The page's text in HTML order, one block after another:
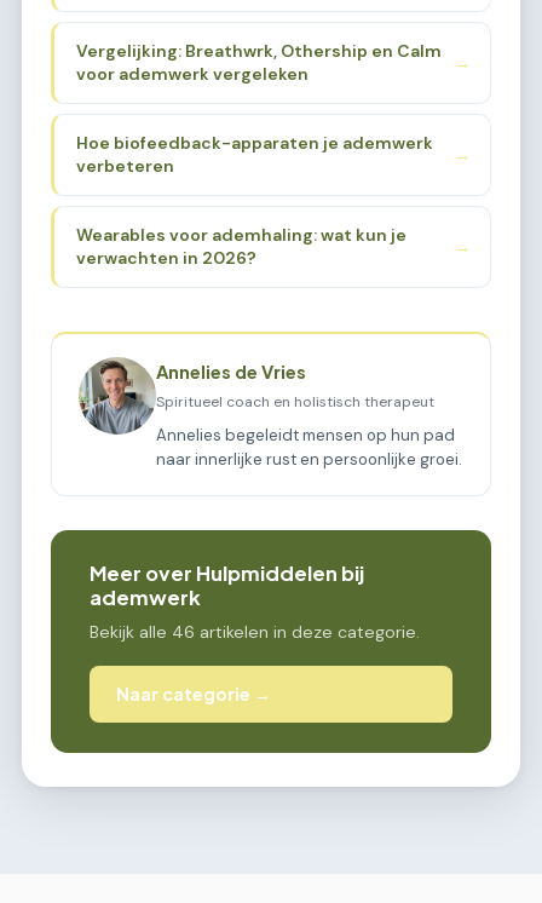
Vergelijking: Breathwrk, Othership en Calm
voor ademwerk vergeleken
→
Hoe biofeedback-apparaten je ademwerk
verbeteren
→
Wearables voor ademhaling: wat kun je
verwachten in 2026?
→
Annelies de Vries
Spiritueel coach en holistisch therapeut
Annelies begeleidt mensen op hun pad
naar innerlijke rust en persoonlijke groei.
Meer over Hulpmiddelen bij
ademwerk
Bekijk alle 46 artikelen in deze categorie.
Naar categorie →